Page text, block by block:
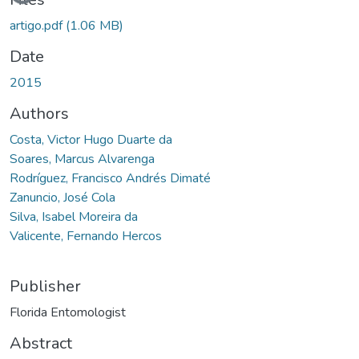
artigo.pdf(1.06 MB)
Date
2015
Authors
Costa, Victor Hugo Duarte da
Soares, Marcus Alvarenga
Rodríguez, Francisco Andrés Dimaté
Zanuncio, José Cola
Silva, Isabel Moreira da
Valicente, Fernando Hercos
Publisher
Florida Entomologist
Abstract